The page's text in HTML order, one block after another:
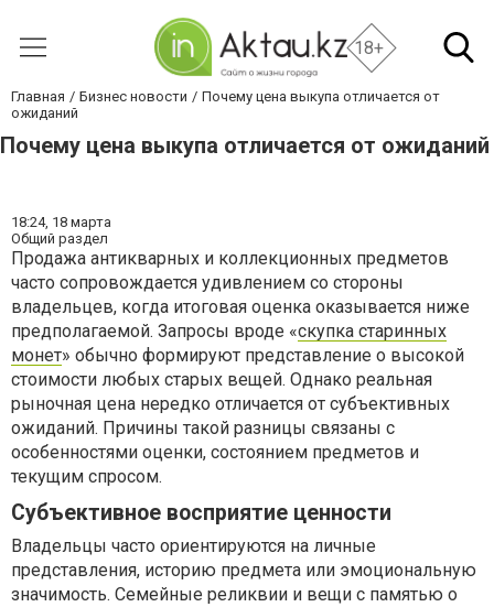
18+
Главная Бизнес новости
Почему цена выкупа отличается от
ожиданий
Почему цена выкупа отличается от ожиданий
18:24, 18 марта
Общий раздел
Продажа антикварных и коллекционных предметов
часто сопровождается удивлением со стороны
владельцев, когда итоговая оценка оказывается ниже
предполагаемой. Запросы вроде «скупка старинных
монет» обычно формируют представление о высокой
стоимости любых старых вещей. Однако реальная
рыночная цена нередко отличается от субъективных
ожиданий. Причины такой разницы связаны с
особенностями оценки, состоянием предметов и
текущим спросом.
Субъективное восприятие ценности
Владельцы часто ориентируются на личные
представления, историю предмета или эмоциональную
значимость. Семейные реликвии и вещи с памятью о